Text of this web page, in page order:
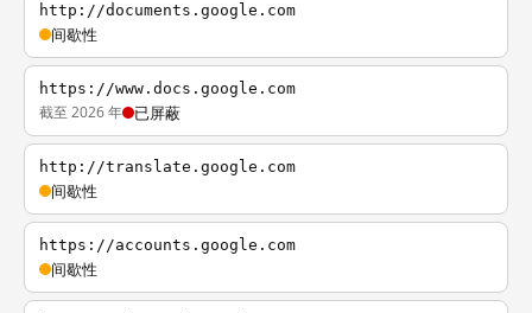
http://documents.google.com
间歇性
https://www.docs.google.com
截至 2026 年 已屏蔽
http://translate.google.com
间歇性
https://accounts.google.com
间歇性